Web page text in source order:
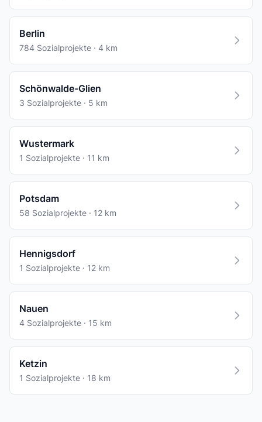
Berlin
784 Sozialprojekte · 4 km
Schönwalde-Glien
3 Sozialprojekte · 5 km
Wustermark
1 Sozialprojekte · 11 km
Potsdam
58 Sozialprojekte · 12 km
Hennigsdorf
1 Sozialprojekte · 12 km
Nauen
4 Sozialprojekte · 15 km
Ketzin
1 Sozialprojekte · 18 km